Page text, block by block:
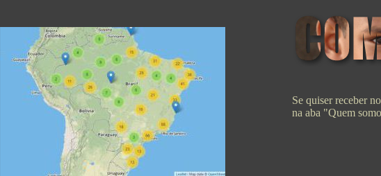
Se quiser receber
na aba "Quem